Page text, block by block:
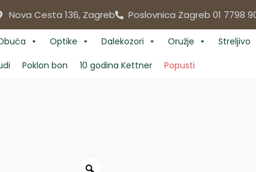
Nova Cesta 136, Zagreb Poslovnica Zagreb 01 7798
Optike Dalekozori Oružje Streljivo
Poklon bon 10 godina Kettner Popusti